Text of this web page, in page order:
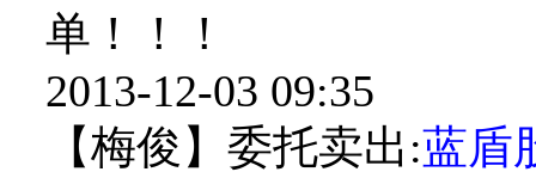
单！！！
2013-12-03 09:35
【梅俊】委托卖出:蓝盾